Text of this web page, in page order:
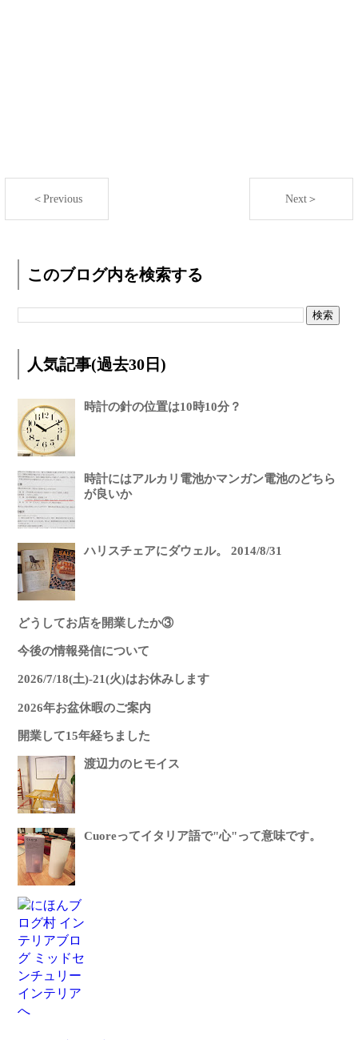
＜Previous Next＞
このブログ内を検索する
人気記事(過去30日)
時計の針の位置は10時10分？
時計にはアルカリ電池かマンガン電池のどちら
が良いか
ハリスチェアにダウェル。 2014/8/31
どうしてお店を開業したか③
今後の情報発信について
2026/7/18(土)-21(火)はお休みします
2026年お盆休暇のご案内
開業して15年経ちました
渡辺力のヒモイス
Cuoreってイタリア語で"心"って意味です。